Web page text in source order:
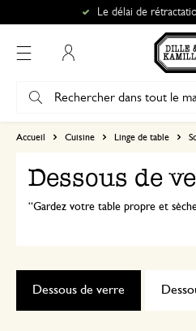
Le délai de
Accueil Cuisine Linge de table
Dessous de
Gardez votre table propre et sèche grâce à ce dessous de verre pratique. Vous pourrez ainsi déguster une bonne tasse de thé ou un verre de limonade bien frais tout en
Dessous de verre